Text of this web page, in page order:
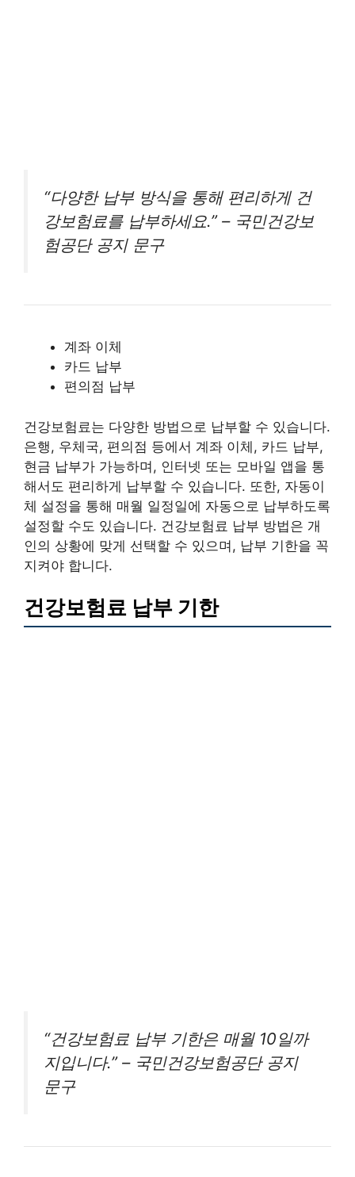
“다양한 납부 방식을 통해 편리하게 건
강보험료를 납부하세요.” – 국민건강보
험공단 공지 문구
계좌 이체
카드 납부
편의점 납부
건강보험료는 다양한 방법으로 납부할 수 있습니다.
은행, 우체국, 편의점 등에서 계좌 이체, 카드 납부,
현금 납부가 가능하며, 인터넷 또는 모바일 앱을 통
해서도 편리하게 납부할 수 있습니다. 또한, 자동이
체 설정을 통해 매월 일정일에 자동으로 납부하도록
설정할 수도 있습니다. 건강보험료 납부 방법은 개
인의 상황에 맞게 선택할 수 있으며, 납부 기한을 꼭
지켜야 합니다.
건강보험료 납부 기한
“건강보험료 납부 기한은 매월 10일까
지입니다.” – 국민건강보험공단 공지
문구